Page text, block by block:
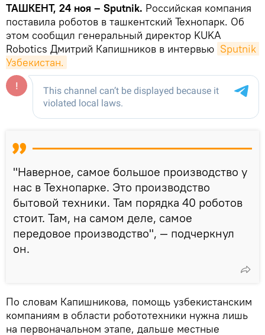
ТАШКЕНТ, 24 ноя – Sputnik. Российская компания
поставила роботов в ташкентский Технопарк. Об
этом сообщил генеральный директор KUKA
Robotics Дмитрий Капишников в интервью Sputnik
Узбекистан.
"Наверное, самое большое производство у
нас в Технопарке. Это производство
бытовой техники. Там порядка 40 роботов
стоит. Там, на самом деле, самое
передовое производство", — подчеркнул
он.
По словам Капишникова, помощь узбекистанским
компаниям в области робототехники нужна лишь
на первоначальном этапе, дальше местные